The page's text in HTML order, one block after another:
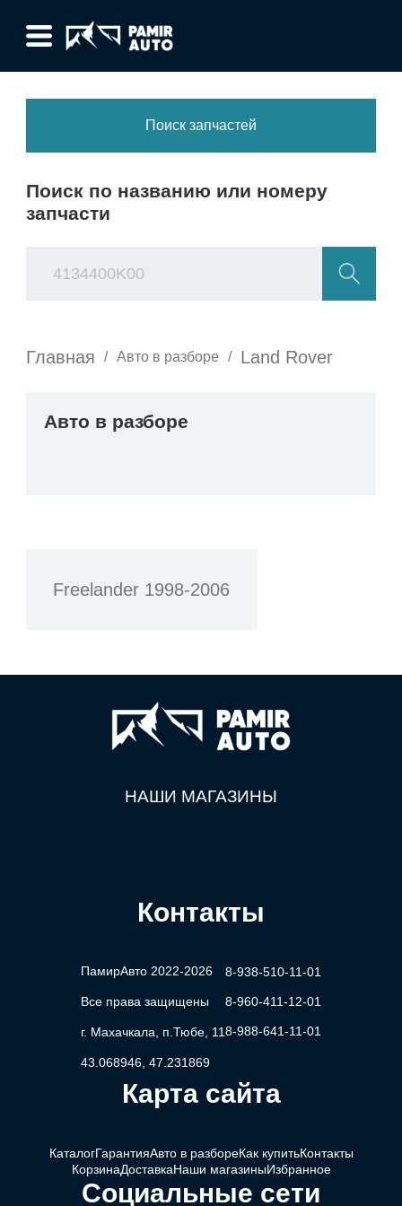
Поиск запчастей
Поиск по названию или номеру
запчасти
Главная / Авто в разборе / Land Rover
Авто в разборе
Freelander 1998-2006
НАШИ МАГАЗИНЫ
Контакты
ПамирАвто 2022-2026
Все права защищены
г. Махачкала, п.Тюбе, 11
43.068946, 47.231869
8-938-510-11-01
8-960-411-12-01
8-988-641-11-01
Карта сайта
КаталогГарантияАвто в разбореКак купитьКонтакты
КорзинаДоставкаНаши магазиныИзбранное
Социальные сети